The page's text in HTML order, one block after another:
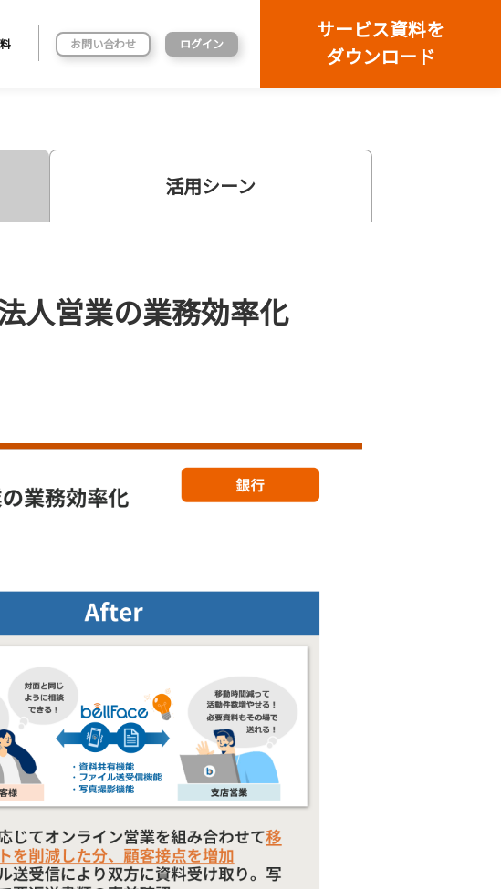
お問い合わせ ログイン
サービス資料を
ダウンロード
活用シーン
人営業の業務効率化